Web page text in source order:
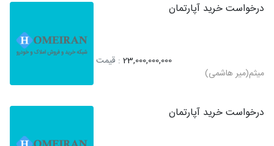
درخواست خرید آپارتمان
23,000,000,000 : قیمت
میثم(میر هاشمی)
درخواست خرید آپارتمان